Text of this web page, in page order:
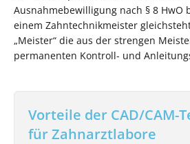
Ausnahmebewilligung nach § 8 HwO
einem Zahntechnikmeister
„Meister“ die aus der strengen
permanenten Kontroll- und
Vorteile der CAD/CAM-
für Zahnarztlabore